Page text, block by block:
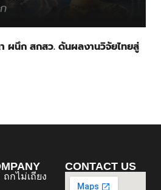
นึก สกสว. ดันผลงานวิจัยไทยสู่
ถกไม่เถียง
CONTACT US